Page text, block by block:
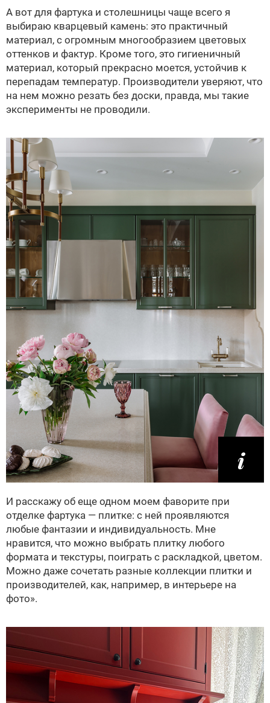
А вот для фартука и столешницы чаще всего я
выбираю кварцевый камень: это практичный
материал, с огромным многообразием цветовых
оттенков и фактур. Кроме того, это гигиеничный
материал, который прекрасно моется, устойчив к
перепадам температур. Производители уверяют, что
на нем можно резать без доски, правда, мы такие
эксперименты не проводили.
И расскажу об еще одном моем фаворите при
отделке фартука — плитке: с ней проявляются
любые фантазии и индивидуальность. Мне
нравится, что можно выбрать плитку любого
формата и текстуры, поиграть с раскладкой, цветом.
Можно даже сочетать разные коллекции плитки и
производителей, как, например, в интерьере на
фото».